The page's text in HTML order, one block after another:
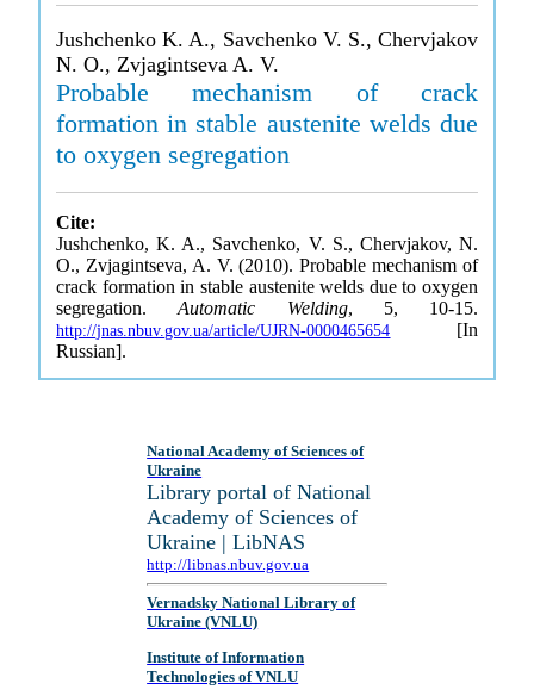
Jushchenko K. A., Savchenko V. S., Chervjakov
N. O., Zvjagintseva A. V.
Probable mechanism of crack
formation in stable austenite welds due
to oxygen segregation
Cite:
Jushchenko, K. A., Savchenko, V. S., Chervjakov, N.
O., Zvjagintseva, A. V. (2010). Probable mechanism of
crack formation in stable austenite welds due to oxygen
segregation.Automatic Welding, 5, 10-15.
http://jnas.nbuv.gov.ua/article/UJRN-0000465654 [In
Russian].
National Academy of Sciences of
Ukraine
Library portal of National
Academy of Sciences of
Ukraine | LibNAS
http://libnas.nbuv.gov.ua
Vernadsky National Library of
Ukraine (VNLU)
Institute of Information
Technologies of VNLU